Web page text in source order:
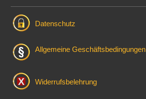
Datenschutz
Allgemeine Geschäftsbedingungen
Widerrufsbelehrung